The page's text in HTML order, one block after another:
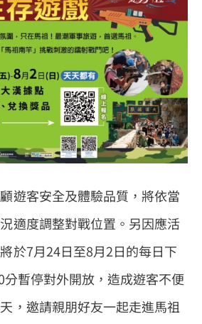
遊客安全及體驗品質，將依當
適度調整對戰位置。另因應活
於7月24日至8月2日的每日下
暫停對外開放，造成遊客不便
，邀請親朋好友一起走進馬祖